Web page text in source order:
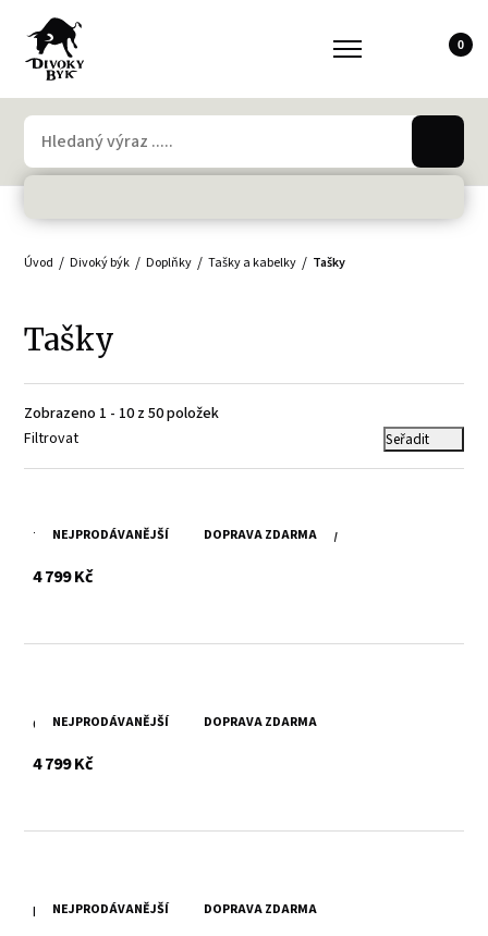
0
Úvod Divoký býk Doplňky Tašky a kabelky Tašky
Tašky
Zobrazeno 1 - 10 z 50 položek
Filtrovat
Seřadit
NEJPRODÁVANĚJŠÍ DOPRAVA ZDARMA
Tmavě hnědá kožená taška SPIKES & SPARROW
4 799 Kčs DPH
NEJPRODÁVANĚJŠÍ DOPRAVA ZDARMA
Černá kožená taška SPIKES & SPARROW
4 799 Kčs DPH
NEJPRODÁVANĚJŠÍ DOPRAVA ZDARMA
Brandy kožená taška SPIKES & SPARROW